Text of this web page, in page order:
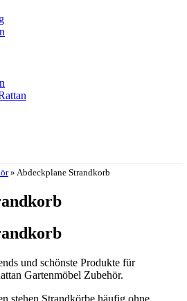
» Abdeckplane Strandkorb
und schönste Produkte für
Gartenmöbel Zubehör.